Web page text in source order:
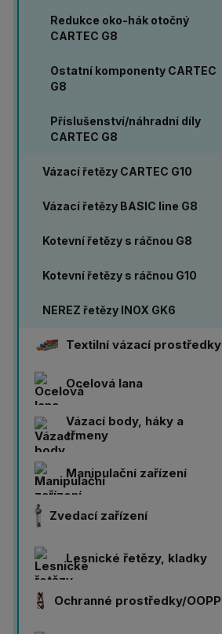
Redukce oko-hák otočný
CARTEC G8
Ostatní komponenty CARTEC
G8
Příslušenství/náhradní díly
CARTEC G8
Vázací řetězy CARTEC G10
Vázací řetězy BASIC line G8
Kotevní řetězy s ráčnou G8
Kotevní řetězy s ráčnou G10
NEREZ řetězy INOX GK6
Textilní vázací prostředky
Ocelová lana
Vázací body, háky a
třmeny
Manipulační zařízení
Zvedací zařízení
Lesnické řetězy, kladky
Ochranné prostředky/OOPP